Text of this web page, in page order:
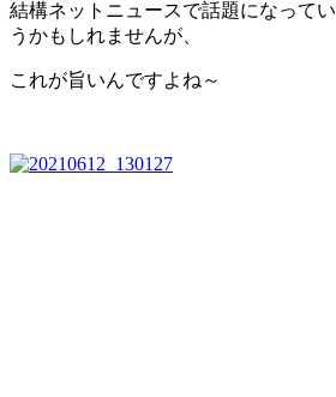
結構ネットニュースで話題になって
うかもしれませんが、
これが旨いんですよね～